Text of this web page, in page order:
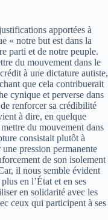
apportées à
« notre but est dans la
parti et de notre peuple.
du mouvement dans le
à une dictature autiste,
que cela contribuerait
cynique et perverse dans
renforcer sa crédibilité
à dire, en quelque
du mouvement dans
consistait plutôt à
pression permanente
de son isolement
il nous semble évident
en l’État et en ses
en solidarité avec les
ceux qui participent à ses